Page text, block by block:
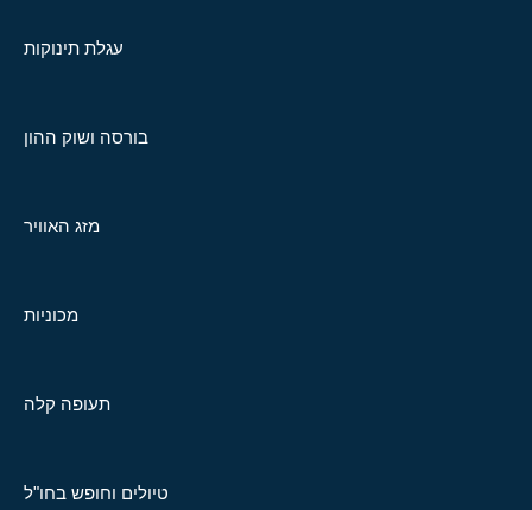
עגלת תינוקות
בורסה ושוק ההון
מזג האוויר
מכוניות
תעופה קלה
טיולים וחופש בחו"ל